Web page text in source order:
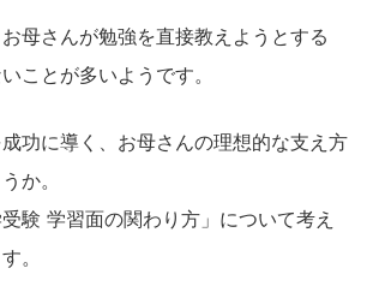
母さんが勉強を直接教えようとする
ことが多いようです。
功に導く、お母さんの理想的な支え方
か。
験 学習面の関わり方」について考え
。